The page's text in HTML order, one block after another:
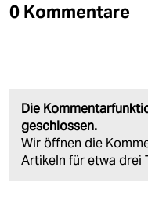
0 Kommentare
Die
geschlossen.
Wir öffnen die
Artikeln für etwa drei